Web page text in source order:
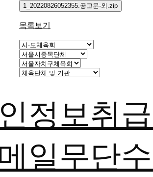
1_20220826052355.공고문-외.zip
목록보기
정보취
일무단